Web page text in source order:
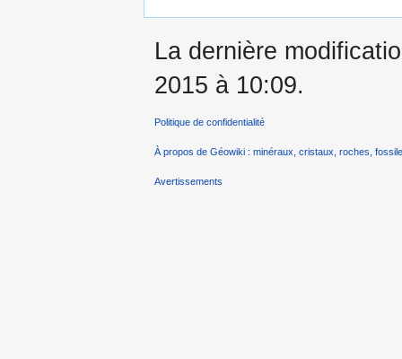
La dernière
2015 à 10:09.
Politique de confidentialité
À propos de Géowiki : minéraux, cristaux, roches,
Avertissements